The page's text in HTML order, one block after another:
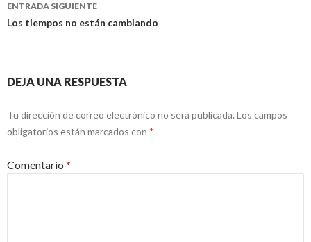
ENTRADA SIGUIENTE
Los tiempos no están cambiando
DEJA UNA RESPUESTA
Tu dirección de correo electrónico no será publicada. Los campos
obligatorios están marcados con *
Comentario *